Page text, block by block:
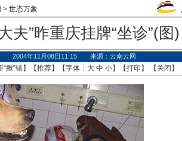
> 世态万象
夫”昨重庆挂牌“坐诊”(图)
2004年11月08日11:15 来源：云南云网
“揪”错】【推荐】【字体： 大 中 小】【打印 】 【 关闭 】